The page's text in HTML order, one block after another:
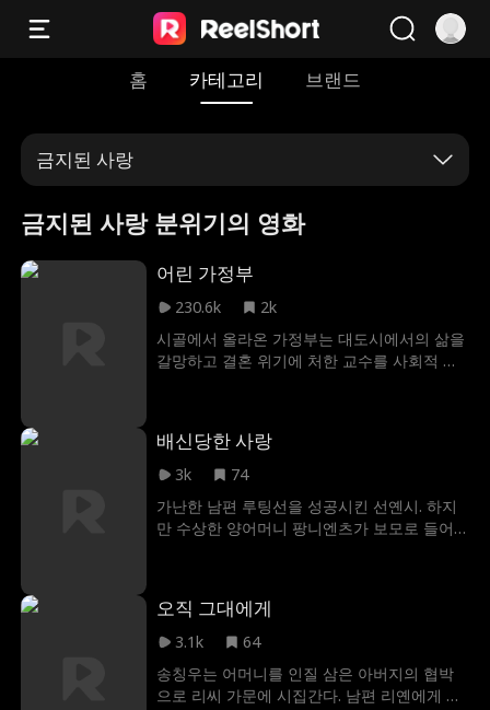
홈 카테고리 브랜드
금지된 사랑
금지된 사랑 분위기의 영화
어린 가정부
230.6k
2k
시골에서 올라온 가정부는 대도시에서의 삶을
갈망하고 결혼 위기에 처한 교수를 사회적 지
배신당한 사랑
3k
74
가난한 남편 루팅선을 성공시킨 선옌시. 하지
만 수상한 양어머니 팡니엔츠가 보모로 들어
오직 그대에게
3.1k
64
송칭우는 어머니를 인질 삼은 아버지의 협박
으로 리씨 가문에 시집간다. 남편 리옌에게 냉